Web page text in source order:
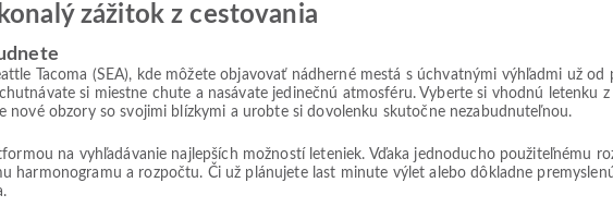
zážitok z cestovania
Tacoma (SEA), kde môžete objavovať nádherné mestá s úchvatnými výhľadmi už
si miestne chute a nasávate jedinečnú atmosféru. Vyberte si vhodnú letenku
nové obzory so svojimi blízkymi a urobte si dovolenku skutočne nezabudnuteľnou.
na vyhľadávanie najlepších možností leteniek. Vďaka jednoducho použiteľnému
harmonogramu a rozpočtu. Či už plánujete last minute výlet alebo dôkladne